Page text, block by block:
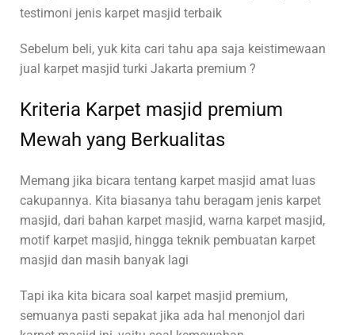
testimoni jenis karpet masjid terbaik
Sebelum beli, yuk kita cari tahu apa saja keistimewaan
jual karpet masjid turki Jakarta premium ?
Kriteria Karpet masjid premium
Mewah yang Berkualitas
Memang jika bicara tentang karpet masjid amat luas
cakupannya. Kita biasanya tahu beragam jenis karpet
masjid, dari bahan karpet masjid, warna karpet masjid,
motif karpet masjid, hingga teknik pembuatan karpet
masjid dan masih banyak lagi
Tapi ika kita bicara soal karpet masjid premium,
semuanya pasti sepakat jika ada hal menonjol dari